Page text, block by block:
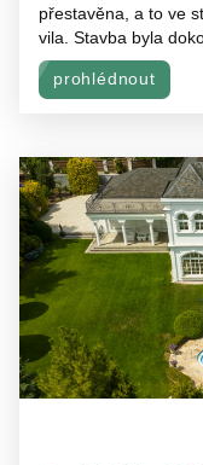
přestavěna, a to ve
vila. Stavba byla
prohlédnout